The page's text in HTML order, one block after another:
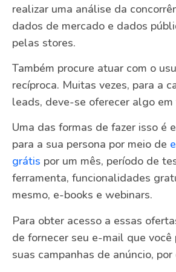
realizar uma análise da
dados de mercado e dados
pelas stores.
Também procure atuar com o
recíproca. Muitas vezes, para a
leads, deve-se oferecer algo em
Uma das formas de fazer isso é
para a sua persona por meio de
grátis por um mês, período de
ferramenta, funcionalidades
mesmo, e-books e webinars.
Para obter acesso a essas
de fornecer seu e-mail que
suas campanhas de anúncio, por